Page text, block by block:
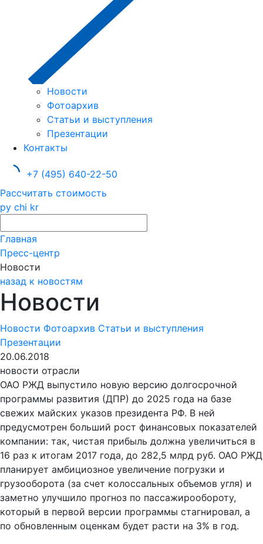
Новости
Фотоархив
Статьи и выступления
Презентации
Контакты
+7 (495) 640-22-50
Рассчитать стоимость
ру chi kr
Главная
Пресс-центр
Новости
назад к новостям
Новости
Новости Фотоархив Статьи и выступления
Презентации
20.06.2018
новости отрасли
ОАО РЖД выпустило новую версию долгосрочной
программы развития (ДПР) до 2025 года на базе
свежих майских указов президента РФ. В ней
предусмотрен больший рост финансовых показателей
компании: так, чистая прибыль должна увеличиться в
16 раз к итогам 2017 года, до 282,5 млрд руб. ОАО РЖД
планирует амбициозное увеличение погрузки и
грузооборота (за счет колоссальных объемов угля) и
заметно улучшило прогноз по пассажирообороту,
который в первой версии программы стагнировал, а
по обновленным оценкам будет расти на 3% в год.